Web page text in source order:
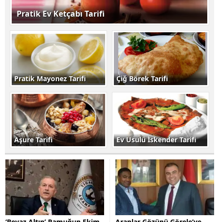
Pratik Ev Ketçabı Tarifi
Pratik Mayonez Tarifi Çiğ Börek Tarifi
Aşure Tarifi Ev Usulü İskender Tarifi